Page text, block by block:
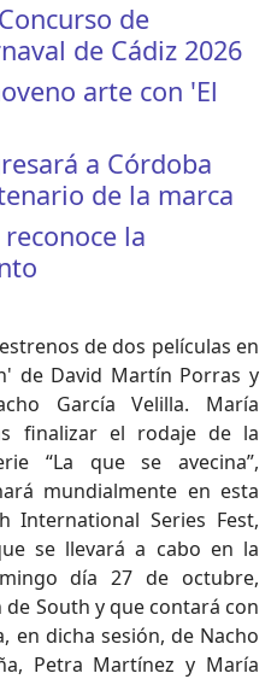
de
de Cádiz 2026
arte con 'El
a Córdoba
de la marca
reconoce la
de dos películas en
de David Martín Porras y
García Velilla. María
finalizar el rodaje de la
“La que se avecina”,
mundialmente en esta
International Series Fest,
se llevará a cabo en la
día 27 de octubre,
South y que contará con
en dicha sesión, de Nacho
Petra Martínez y María